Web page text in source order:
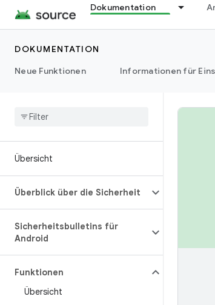
Dokumentation
DOKUMENTATION
Neue Funktionen
Informationen für
Übersicht
Überblick über die Sicherheit
Sicherheitsbulletins für
Android
Funktionen
Übersicht